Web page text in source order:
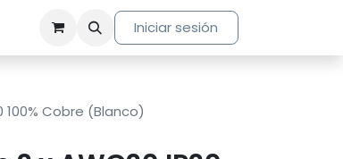
Iniciar sesión
100% Cobre (Blanco)